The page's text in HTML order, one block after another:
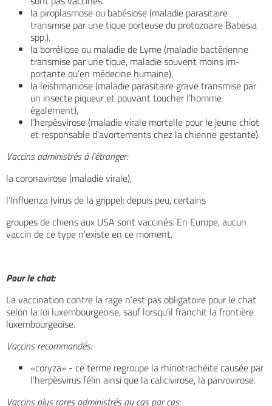
la piroplasmose ou babésiose (maladie parasitaire
transmise par une tique porteuse du protozoaire Babesia
spp.).
la borréliose ou maladie de Lyme (maladie bactérienne
transmise par une tique, maladie souvent moins im-
portante qu’en médecine humaine),
la leishmaniose (maladie parasitaire grave transmise par
un insecte piqueur et pouvant toucher l’homme
également),
l’herpèsvirose (maladie virale mortelle pour le jeune chiot
et responsable d’avortements chez la chienne gestante).
Vaccins administrés à l’étranger:
la coronavirose (maladie virale),
l’Influenza (virus de la grippe): depuis peu, certains
groupes de chiens aux USA sont vaccinés. En Europe, aucun
vaccin de ce type n’existe en ce moment.
Pour le chat:
La vaccination contre la rage n’est pas obligatoire pour le chat
selon la loi luxembourgeoise, sauf lorsqu’il franchit la frontière
luxembourgeoise.
Vaccins recommandés:
«coryza» - ce terme regroupe la rhinotrachéite causée par
l’herpèsvirus félin ainsi que la calicivirose, la parvovirose.
Vaccins plus rares administrés au cas par cas: